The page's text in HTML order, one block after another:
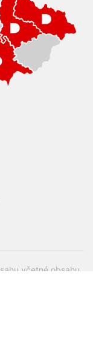
včetné obsahu